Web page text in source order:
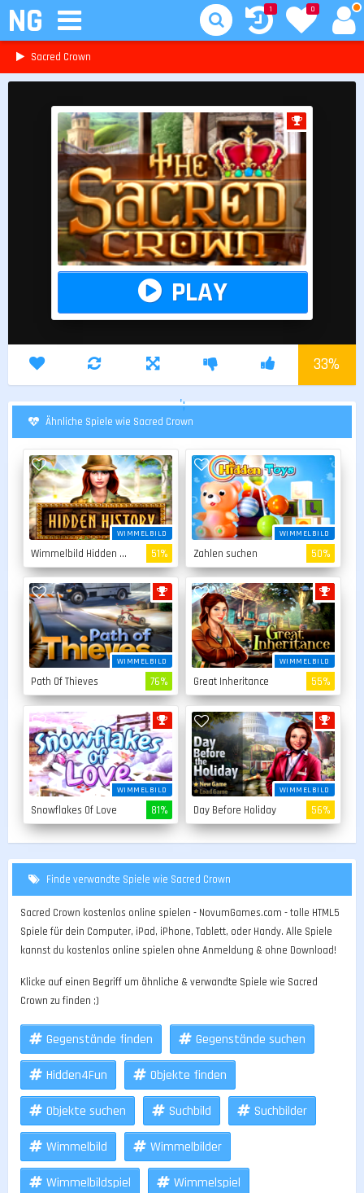
NG 0
1
Sacred Crown
PLAY
33%
';
Ähnliche Spiele wie Sacred Crown
WIMMELBILD
Wimmelbild Hidden Story 51%
WIMMELBILD
Zahlen suchen 50%
WIMMELBILD
Path Of Thieves 76%
WIMMELBILD
Great Inheritance 55%
WIMMELBILD
Snowflakes Of Love 81%
WIMMELBILD
Day Before Holiday 56%
Finde verwandte Spiele wie Sacred Crown
Sacred Crown kostenlos online spielen - NovumGames.com - tolle HTML5
Spiele für dein Computer, iPad, iPhone, Tablett, oder Handy. Alle Spiele
kannst du kostenlos online spielen ohne Anmeldung & ohne Download!
Klicke auf einen Begriff um ähnliche & verwandte Spiele wie Sacred
Crown zu finden ;)
Gegenstände finden Gegenstände suchen
Hidden4Fun Objekte finden
Objekte suchen Suchbild Suchbilder
Wimmelbild Wimmelbilder
Wimmelbildspiel Wimmelspiel